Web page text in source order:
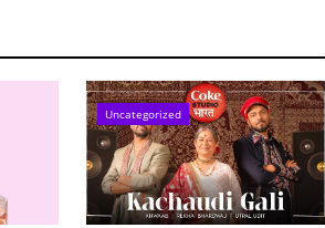
Uncategorized